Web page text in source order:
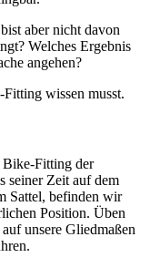
aber nicht davon
Welches Ergebnis
angehen?
wissen musst.
Bike-Fitting der
seiner Zeit auf dem
Sattel, befinden wir
Position. Üben
unsere Gliedmaßen